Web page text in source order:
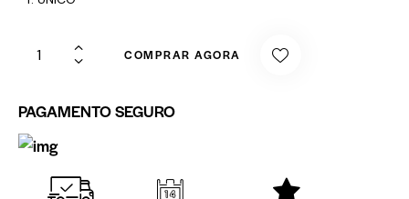
COMPRAR AGORA
PAGAMENTO SEGURO